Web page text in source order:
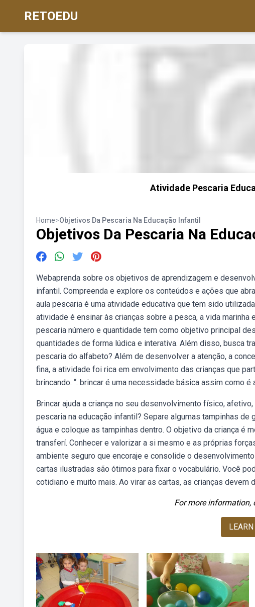
RETOEDU
Atividade Pescaria
Home>Objetivos Da Pescaria Na Educação Infantil
Objetivos Da Pescaria Na
Webaprenda sobre os objetivos de aprendizagem e
infantil. Compreenda e explore os conteúdos e ações que
aula pescaria é uma atividade educativa que tem sido
atividade é ensinar às crianças sobre a pesca, a vida
pescaria número e quantidade tem como objetivo principal
quantidades de forma lúdica e interativa. Além disso, busca
pescaria do alfabeto? Além de desenvolver a atenção, a
fina, a atividade foi rica em envolvimento das crianças que
brincando. “. brincar é uma necessidade básica assim como é
Brincar ajuda a criança no seu desenvolvimento físico,
pescaria na educação infantil? Separe algumas tampinhas de
água e coloque as tampinhas dentro. O objetivo da criança é
transferí. Conhecer e valorizar a si mesmo e as próprias
ambiente seguro que encoraje e consolide o
cartas ilustradas são ótimos para fixar o vocabulário. Você
cotidiano e muito mais. Ao virar as cartas, as crianças devem
For more information,